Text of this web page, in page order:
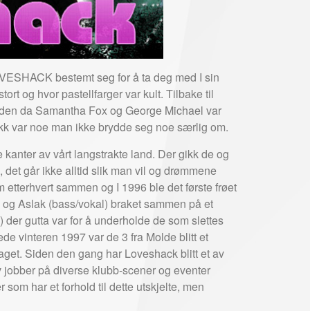
bestemt seg for å ta deg med I sin
og hvor pastellfarger var kult. Tilbake til
da Samantha Fox og George Michael var
var noe man ikke brydde seg noe særlig om.
av vårt langstrakte land. Der gikk de og
går ikke alltid slik man vil og drømmene
sammen og I 1996 ble det første frøet
Aslak (bass/vokal) braket sammen på et
gutta var for å underholde de som slettes
vinteren 1997 var de 3 fra Molde blitt et
Siden den gang har Loveshack blitt et av
på diverse klubb-scener og eventer
har et forhold til dette utskjelte, men